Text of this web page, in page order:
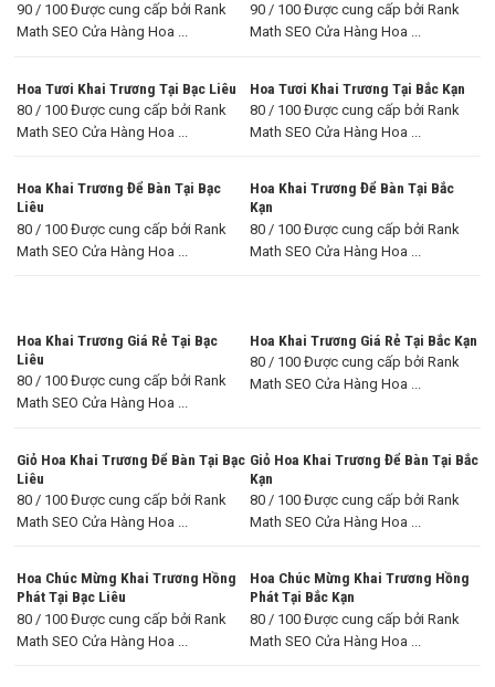
90 / 100 Được cung cấp bởi Rank
Math SEO Cửa Hàng Hoa ...
90 / 100 Được cung cấp bởi Rank
Math SEO Cửa Hàng Hoa ...
Hoa Tươi Khai Trương Tại Bạc Liêu
80 / 100 Được cung cấp bởi Rank
Math SEO Cửa Hàng Hoa ...
Hoa Tươi Khai Trương Tại Bắc Kạn
80 / 100 Được cung cấp bởi Rank
Math SEO Cửa Hàng Hoa ...
Hoa Khai Trương Để Bàn Tại Bạc
Liêu
80 / 100 Được cung cấp bởi Rank
Math SEO Cửa Hàng Hoa ...
Hoa Khai Trương Để Bàn Tại Bắc
Kạn
80 / 100 Được cung cấp bởi Rank
Math SEO Cửa Hàng Hoa ...
Hoa Khai Trương Giá Rẻ Tại Bạc
Liêu
80 / 100 Được cung cấp bởi Rank
Math SEO Cửa Hàng Hoa ...
Hoa Khai Trương Giá Rẻ Tại Bắc Kạn
80 / 100 Được cung cấp bởi Rank
Math SEO Cửa Hàng Hoa ...
Giỏ Hoa Khai Trương Để Bàn Tại Bạc
Liêu
80 / 100 Được cung cấp bởi Rank
Math SEO Cửa Hàng Hoa ...
Giỏ Hoa Khai Trương Để Bàn Tại Bắc
Kạn
80 / 100 Được cung cấp bởi Rank
Math SEO Cửa Hàng Hoa ...
Hoa Chúc Mừng Khai Trương Hồng
Phát Tại Bạc Liêu
80 / 100 Được cung cấp bởi Rank
Math SEO Cửa Hàng Hoa ...
Hoa Chúc Mừng Khai Trương Hồng
Phát Tại Bắc Kạn
80 / 100 Được cung cấp bởi Rank
Math SEO Cửa Hàng Hoa ...